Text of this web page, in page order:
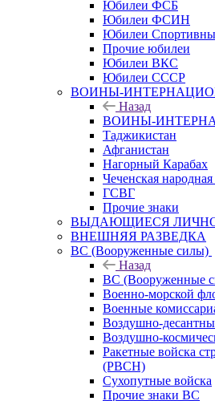
Юбилеи ФСБ
Юбилеи ФСИН
Юбилеи
Прочие юбилеи
Юбилеи ВКС
Юбилеи СССР
ВОИНЫ-
Назад
ВОИНЫ-
Таджикистан
Афганистан
Нагорный Карабах
Чеченская
ГСВГ
Прочие знаки
ВЫДАЮЩИЕСЯ
ВНЕШНЯЯ РАЗВЕДКА
ВС (Вооруженные силы)
Назад
ВС (Вооруженные
Военно-морской
Военные
Воздушно-
Воздушно-
Ракетные войска
(РВСН)
Сухопутные войска
Прочие знаки ВС